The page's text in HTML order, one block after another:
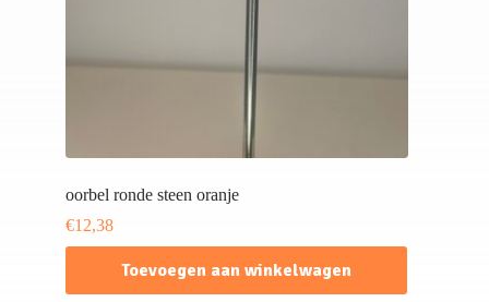
oorbel ronde steen oranje
€12,38
Toevoegen aan winkelwagen